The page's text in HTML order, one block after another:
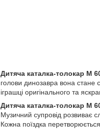
Дитяча каталка-толокар M
голови динозавра вона
іграшці оригінального та
Дитяча каталка-толокар M
Музичний супровід розвиває
Кожна поїздка